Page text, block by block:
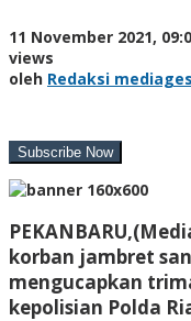
11 November 2021,
views
oleh Redaksi
korban jambret
mengucapkan
kepolisian Polda